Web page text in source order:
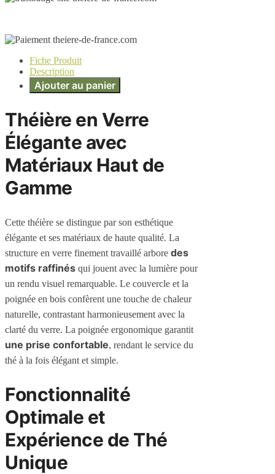
Fiche Produit
Description
Ajouter au panier
Théière en Verre
Élégante avec
Matériaux Haut de
Gamme
Cette théière se distingue par son esthétique
élégante et ses matériaux de haute qualité. La
structure en verre finement travaillé arbore des
motifs raffinés qui jouent avec la lumière pour
un rendu visuel remarquable. Le couvercle et la
poignée en bois confèrent une touche de chaleur
naturelle, contrastant harmonieusement avec la
clarté du verre. La poignée ergonomique garantit
une prise confortable, rendant le service du
thé à la fois élégant et simple.
Fonctionnalité
Optimale et
Expérience de Thé
Unique